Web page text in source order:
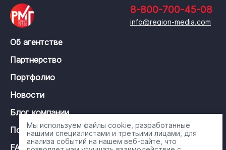
8-800-700-45-08
info@region-media.com
Об агентстве
Партнерство
Портфолио
Новости
Блог компании
Политика конфиденциальности
FAQ
Мы используем файлы cookie, разработанные
нашими специалистами и третьими лицами, для
анализа событий на нашем веб-сайте, что